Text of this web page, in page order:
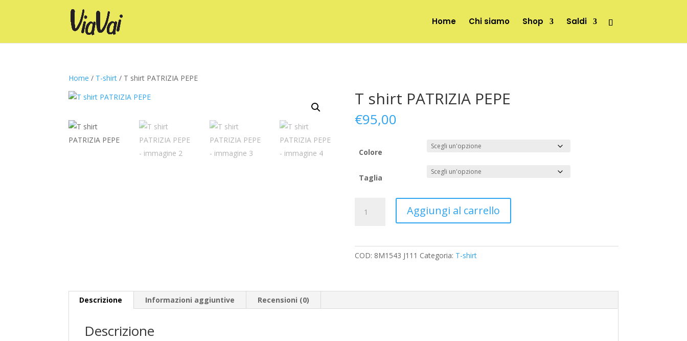
Home Chi siamo Shop Saldi
Home / T-shirt / T shirt PATRIZIA PEPE
T shirt PATRIZIA PEPE
€95,00
Colore
Taglia
shirt
Aggiungi al carrello
COD: 8M1543 J111 Categoria: T-shirt
Descrizione Informazioni aggiuntive Recensioni (0)
Descrizione